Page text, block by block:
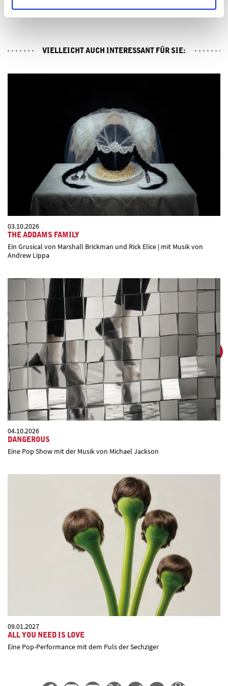
MEININGER HOFKAPELLE
VIELLEICHT AUCH INTERESSANT FÜR SIE:
03.10.2026
THE ADDAMS FAMILY
Ein Grusical von Marshall Brickman und Rick Elice | mit Musik von
Andrew Lippa
04.10.2026
DANGEROUS
Eine Pop Show mit der Musik von Michael Jackson
09.01.2027
ALL YOU NEED IS LOVE
Eine Pop-Performance mit dem Puls der Sechziger